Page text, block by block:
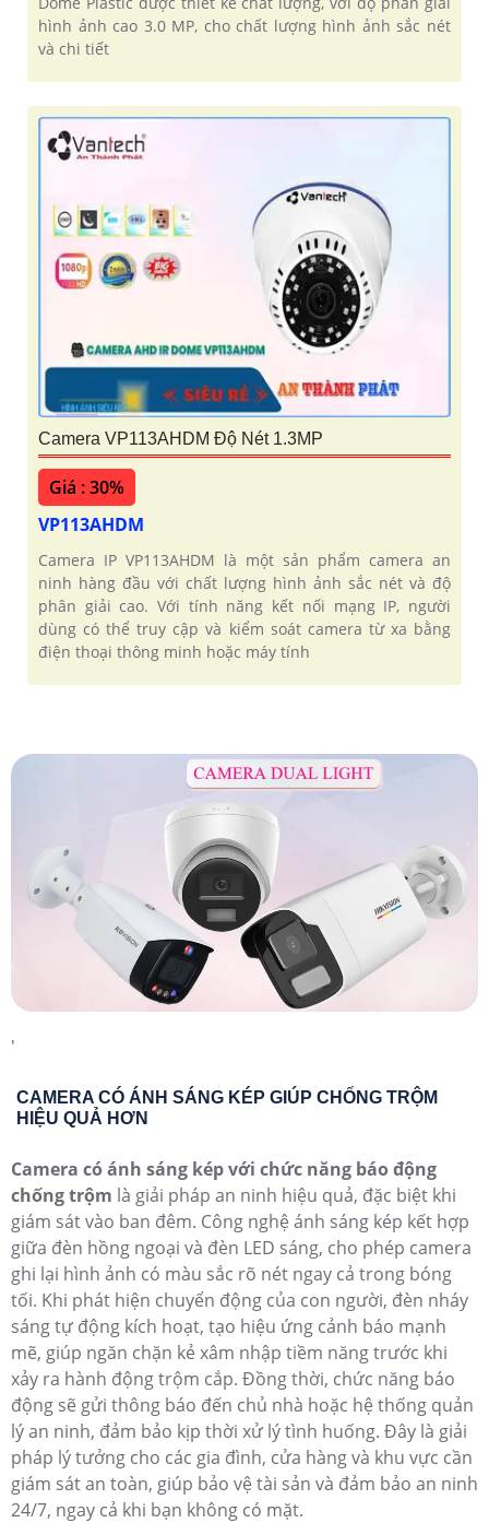
hình ảnh cao 3.0 MP, cho chất lượng hình ảnh sắc nét
và chi tiết
Camera VP113AHDM Độ Nét 1.3MP
Giá : 30%
VP113AHDM
Camera IP VP113AHDM là một sản phẩm camera an
ninh hàng đầu với chất lượng hình ảnh sắc nét và độ
phân giải cao. Với tính năng kết nối mạng IP, người
dùng có thể truy cập và kiểm soát camera từ xa bằng
điện thoại thông minh hoặc máy tính
'
CAMERA CÓ ÁNH SÁNG KÉP GIÚP CHỐNG TRỘM
HIỆU QUẢ HƠN
Camera có ánh sáng kép với chức năng báo động
chống trộm là giải pháp an ninh hiệu quả, đặc biệt khi
giám sát vào ban đêm. Công nghệ ánh sáng kép kết hợp
giữa đèn hồng ngoại và đèn LED sáng, cho phép camera
ghi lại hình ảnh có màu sắc rõ nét ngay cả trong bóng
tối. Khi phát hiện chuyển động của con người, đèn nháy
sáng tự động kích hoạt, tạo hiệu ứng cảnh báo mạnh
mẽ, giúp ngăn chặn kẻ xâm nhập tiềm năng trước khi
xảy ra hành động trộm cắp. Đồng thời, chức năng báo
động sẽ gửi thông báo đến chủ nhà hoặc hệ thống quản
lý an ninh, đảm bảo kịp thời xử lý tình huống. Đây là giải
pháp lý tưởng cho các gia đình, cửa hàng và khu vực cần
giám sát an toàn, giúp bảo vệ tài sản và đảm bảo an ninh
24/7, ngay cả khi bạn không có mặt.